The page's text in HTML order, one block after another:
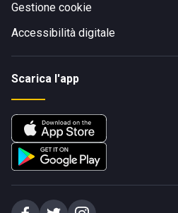
Gestione cookie
Accessibilità digitale
Scarica l'app